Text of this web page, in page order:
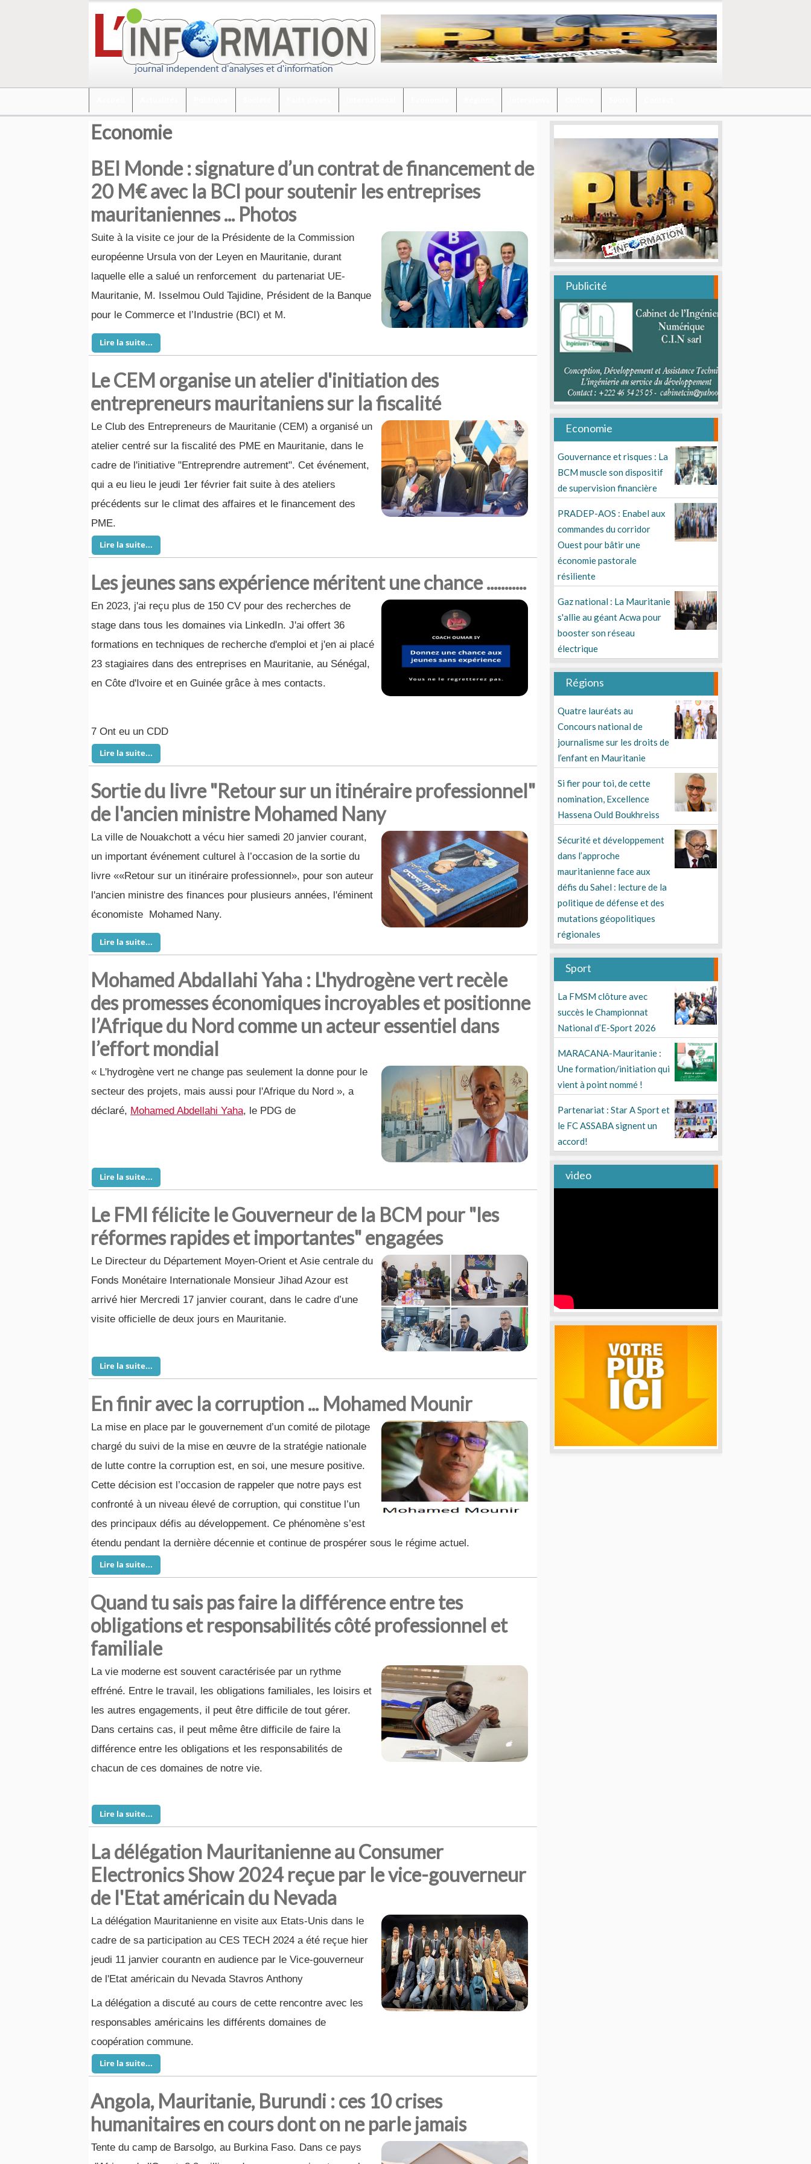
Publicité
Economie
Gouvernance et risques : La
BCM muscle son dispositif
de supervision financière
PRADEP-AOS : Enabel aux
commandes du corridor
Ouest pour bâtir une
économie pastorale
résiliente
Gaz national : La Mauritanie
s'allie au géant Acwa pour
booster son réseau
électrique
Régions
Quatre lauréats au
Concours national de
journalisme sur les droits de
l’enfant en Mauritanie
Si fier pour toi, de cette
nomination, Excellence
Hassena Ould Boukhreiss
Sécurité et développement
dans l’approche
mauritanienne face aux
défis du Sahel : lecture de la
politique de défense et des
mutations géopolitiques
régionales
Sport
La FMSM clôture avec
succès le Championnat
National d’E-Sport 2026
MARACANA-Mauritanie :
Une formation/initiation qui
vient à point nommé !
Partenariat : Star A Sport et
le FC ASSABA signent un
accord!
video
Economie
BEI Monde : signature d’un contrat de financement de
20 M€ avec la BCI pour soutenir les entreprises
mauritaniennes ... Photos
Suite à la visite ce jour de la Présidente de la Commission
européenne Ursula von der Leyen en Mauritanie, durant
laquelle elle a salué un renforcement du partenariat UE-
Mauritanie, M. Isselmou Ould Tajidine, Président de la Banque
pour le Commerce et l’Industrie (BCI) et M.
Lire la suite...
Le CEM organise un atelier d'initiation des
entrepreneurs mauritaniens sur la fiscalité
Le Club des Entrepreneurs de Mauritanie (CEM) a organisé un
atelier centré sur la fiscalité des PME en Mauritanie, dans le
cadre de l'initiative "Entreprendre autrement". Cet événement,
qui a eu lieu le jeudi 1er février fait suite à des ateliers
précédents sur le climat des affaires et le financement des
PME.
Lire la suite...
Les jeunes sans expérience méritent une chance ...........
En 2023, j'ai reçu plus de 150 CV pour des recherches de
stage dans tous les domaines via LinkedIn. J'ai offert 36
formations en techniques de recherche d'emploi et j'en ai placé
23 stagiaires dans des entreprises en Mauritanie, au Sénégal,
en Côte d'Ivoire et en Guinée grâce à mes contacts.
7 Ont eu un CDD
Lire la suite...
Sortie du livre "Retour sur un itinéraire professionnel"
de l'ancien ministre Mohamed Nany
La ville de Nouakchott a vécu hier samedi 20 janvier courant,
un important événement culturel à l’occasion de la sortie du
livre ««Retour sur un itinéraire professionnel», pour son auteur
l'ancien ministre des finances pour plusieurs années, l'éminent
économiste Mohamed Nany.
Lire la suite...
Mohamed Abdallahi Yaha : L'hydrogène vert recèle
des promesses économiques incroyables et positionne
l’Afrique du Nord comme un acteur essentiel dans
l’effort mondial
« L'hydrogène vert ne change pas seulement la donne pour le
secteur des projets, mais aussi pour l'Afrique du Nord », a
déclaré, Mohamed Abdellahi Yaha, le PDG de
Lire la suite...
Le FMI félicite le Gouverneur de la BCM pour "les
réformes rapides et importantes" engagées
Le Directeur du Département Moyen-Orient et Asie centrale du
Fonds Monétaire Internationale Monsieur Jihad Azour est
arrivé hier Mercredi 17 janvier courant, dans le cadre d’une
visite officielle de deux jours en Mauritanie.
Lire la suite...
En finir avec la corruption ... Mohamed Mounir
La mise en place par le gouvernement d’un comité de pilotage
chargé du suivi de la mise en œuvre de la stratégie nationale
de lutte contre la corruption est, en soi, une mesure positive.
Cette décision est l’occasion de rappeler que notre pays est
confronté à un niveau élevé de corruption, qui constitue l’un
des principaux défis au développement. Ce phénomène s’est
étendu pendant la dernière décennie et continue de prospérer sous le régime actuel.
Lire la suite...
Quand tu sais pas faire la différence entre tes
obligations et responsabilités côté professionnel et
familiale
La vie moderne est souvent caractérisée par un rythme
effréné. Entre le travail, les obligations familiales, les loisirs et
les autres engagements, il peut être difficile de tout gérer.
Dans certains cas, il peut même être difficile de faire la
différence entre les obligations et les responsabilités de
chacun de ces domaines de notre vie.
Lire la suite...
La délégation Mauritanienne au Consumer
Electronics Show 2024 reçue par le vice-gouverneur
de l'Etat américain du Nevada
La délégation Mauritanienne en visite aux Etats-Unis dans le
cadre de sa participation au CES TECH 2024 a été reçue hier
jeudi 11 janvier courantn en audience par le Vice-gouverneur
de l'Etat américain du Nevada Stavros Anthony
La délégation a discuté au cours de cette rencontre avec les
responsables américains les différents domaines de
coopération commune.
Lire la suite...
Angola, Mauritanie, Burundi : ces 10 crises
humanitaires en cours dont on ne parle jamais
Tente du camp de Barsolgo, au Burkina Faso. Dans ce pays